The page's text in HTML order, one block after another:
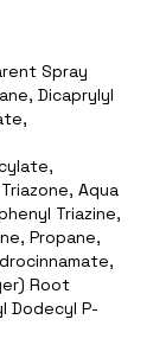
Spray
Dicaprylyl
Aqua
Triazine,
Propane,
Root
Dodecyl P-